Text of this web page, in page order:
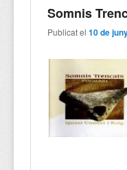
Somnis
Publicat el10 de